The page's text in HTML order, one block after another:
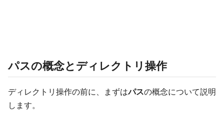
パスの概念とディレクトリ操作
ディレクトリ操作の前に、まずはパスの概念について説明
します。